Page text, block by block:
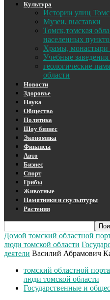
Культура
Истории улиц
Музеи, выставки
Томск,томская
населенных
Храмы, монастыри
Учебные
геологические
области
Новости
Здоровье
Наука
Общество
Политика
Шоу бизнес
Экономика
Финансы
Авто
Бизнес
Спорт
Грибы
Животные
Памятники и скульптуры
Растения
Домой томский областной
люди томской области
деятели Василий Абрамович
томский областной
люди томской области
Государственные и